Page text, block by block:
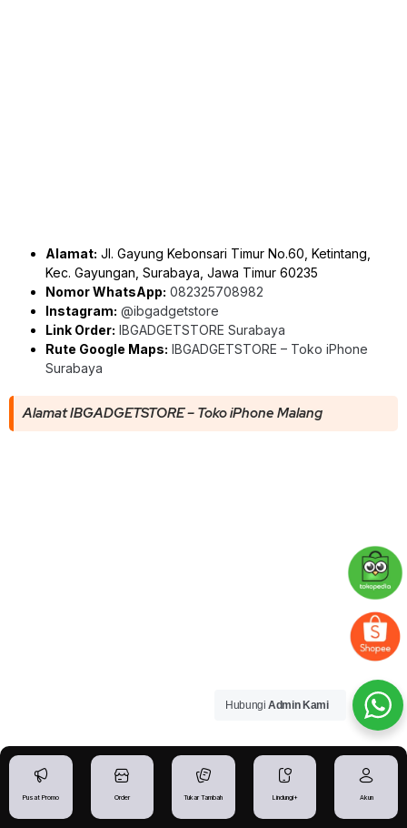
Alamat: Jl. Gayung Kebonsari Timur No.60, Ketintang,
Kec. Gayungan, Surabaya, Jawa Timur 60235
Nomor WhatsApp: 082325708982
Instagram: @ibgadgetstore
Link Order: IBGADGETSTORE Surabaya
Rute Google Maps: IBGADGETSTORE – Toko iPhone
Surabaya
Alamat IBGADGETSTORE – Toko iPhone Malang
Pusat Promo Order Tukar Tambah Lindungi+ Akun
Hubungi Admin Kami